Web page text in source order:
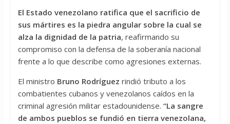
El Estado venezolano ratifica que el sacrificio de
sus mártires es la piedra angular sobre la cual se
alza la dignidad de la patria, reafirmando su
compromiso con la defensa de la soberanía nacional
frente a lo que describe como agresiones externas.
El ministro Bruno Rodríguez rindió tributo a los
combatientes cubanos y venezolanos caídos en la
criminal agresión militar estadounidense. “La sangre
de ambos pueblos se fundió en tierra venezolana,